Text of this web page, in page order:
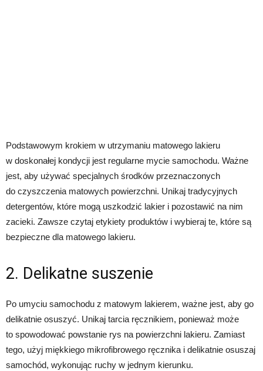
Podstawowym krokiem w utrzymaniu matowego lakieru
w doskonałej kondycji jest regularne mycie samochodu. Ważne
jest, aby używać specjalnych środków przeznaczonych
do czyszczenia matowych powierzchni. Unikaj tradycyjnych
detergentów, które mogą uszkodzić lakier i pozostawić na nim
zacieki. Zawsze czytaj etykiety produktów i wybieraj te, które są
bezpieczne dla matowego lakieru.
2. Delikatne suszenie
Po umyciu samochodu z matowym lakierem, ważne jest, aby go
delikatnie osuszyć. Unikaj tarcia ręcznikiem, ponieważ może
to spowodować powstanie rys na powierzchni lakieru. Zamiast
tego, użyj miękkiego mikrofibrowego ręcznika i delikatnie osuszaj
samochód, wykonując ruchy w jednym kierunku.